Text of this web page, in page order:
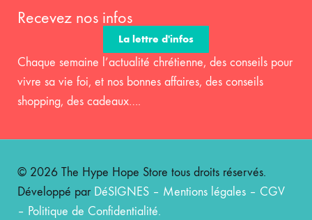
Recevez nos infos
La lettre d'infos
Chaque semaine l’actualité chrétienne, des conseils pour
vivre sa vie foi, et nos bonnes affaires, des conseils
shopping, des cadeaux….
© 2026 The Hype Hope Store tous droits réservés.
Développé par DéSIGNES – Mentions légales – CGV
– Politique de Confidentialité.